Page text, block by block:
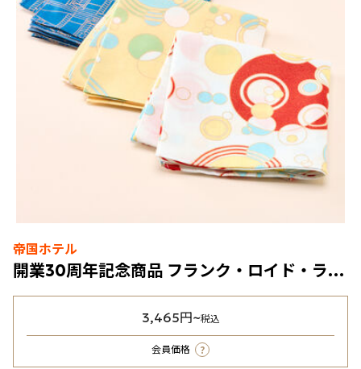
帝国ホテル
開業30周年記念商品 フランク・ロイド・ライト ハンカチ
3,465円~税込
会員価格 ?